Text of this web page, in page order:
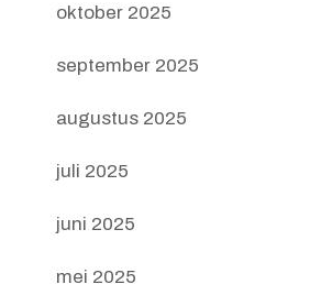
oktober 2025
september 2025
augustus 2025
juli 2025
juni 2025
mei 2025